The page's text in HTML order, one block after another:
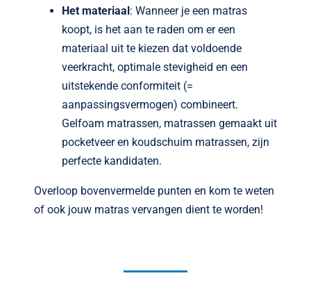
Het materiaal : Wanneer je een matras
koopt, is het aan te raden om er een
materiaal uit te kiezen dat voldoende
veerkracht, optimale stevigheid en een
uitstekende conformiteit (=
aanpassingsvermogen) combineert.
Gelfoam matrassen, matrassen gemaakt uit
pocketveer en koudschuim matrassen, zijn
perfecte kandidaten.
Overloop bovenvermelde punten en kom te weten
of ook jouw matras vervangen dient te worden!